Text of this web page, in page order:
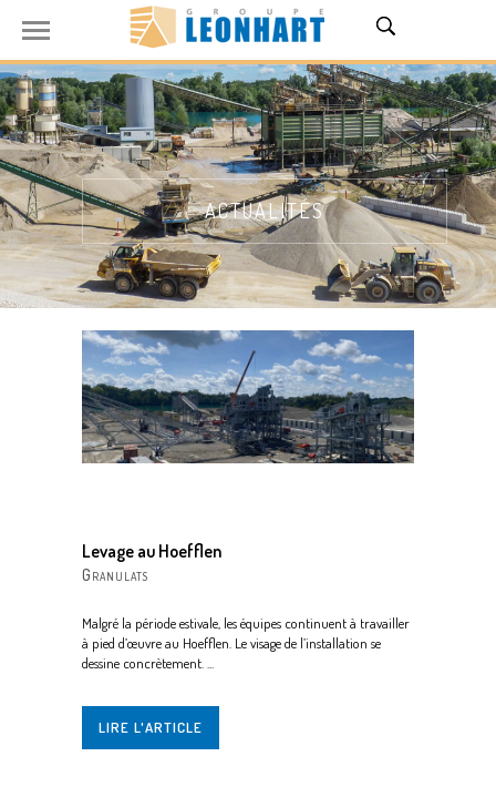
ACTUALITÉS
Levage au Hoefflen
Granulats
Malgré la période estivale, les équipes continuent à travailler
à pied d’œuvre au Hoefflen. Le visage de l’installation se
dessine concrètement. ...
LIRE L'ARTICLE